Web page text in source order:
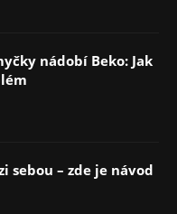
nádobí Beko: Jak
sebou – zde je návod